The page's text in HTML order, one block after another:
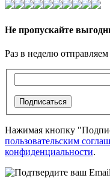
Не пропускайте
Раз в неделю
Подписаться
Нажимая кнопку
пользовательским
конфиденциальности.